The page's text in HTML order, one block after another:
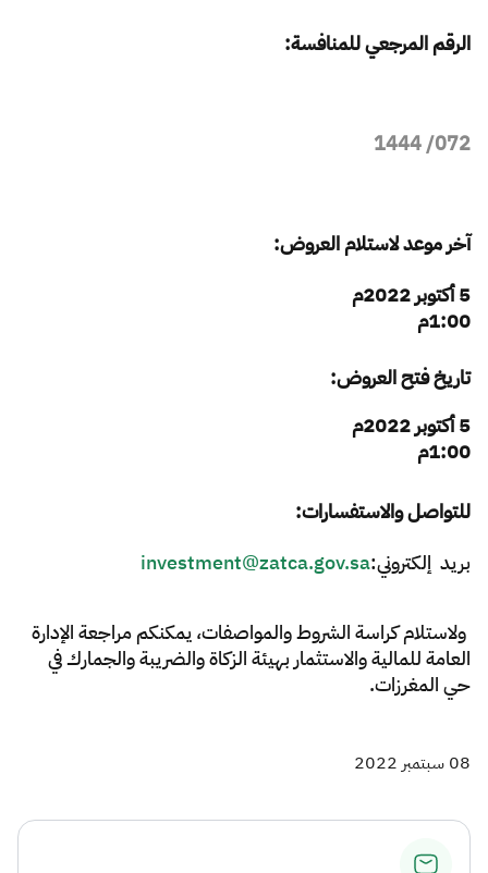
الرقم المرجعي للمنافسة:
072/
1444
آخر موعد لاستلام العروض:
5 أكتوبر
2022م
1:00م
تاريخ فتح العروض:
5 أكتوبر
2022م
1:00م
للتواصل والاستفسارات:
بريد إلكتروني:investment@zatca.gov.sa
ولاستلام كراسة الشروط والمواصفات، يمكنكم مراجعة الإدارة
العامة للمالية والاستثمار بهيئة الزكاة والضريبة والجمارك في
حي المغرزات.​​​
08 سبتمبر 2022